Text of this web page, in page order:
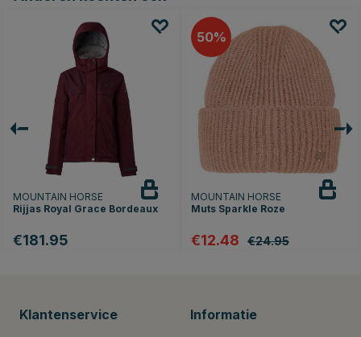
MOUNTAIN HORSE
Rijjas Royal Grace Bordeaux
€181.95
50
MOUNTAIN HORSE
Muts Sparkle Roze
€12.48 €24.95
Klantenservice Informatie